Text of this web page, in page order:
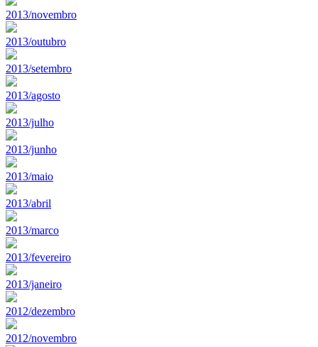
2013/novembro
2013/outubro
2013/setembro
2013/agosto
2013/julho
2013/junho
2013/maio
2013/abril
2013/marco
2013/fevereiro
2013/janeiro
2012/dezembro
2012/novembro